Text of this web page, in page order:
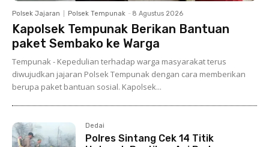
Polsek Jajaran Polsek Tempunak - 8 Agustus 2026
Kapolsek Tempunak Berikan Bantuan
paket Sembako ke Warga
Tempunak - Kepedulian terhadap warga masyarakat terus
diwujudkan jajaran Polsek Tempunak dengan cara memberikan
berupa paket bantuan sosial. Kapolsek...
Dedai
Polres Sintang Cek 14 Titik